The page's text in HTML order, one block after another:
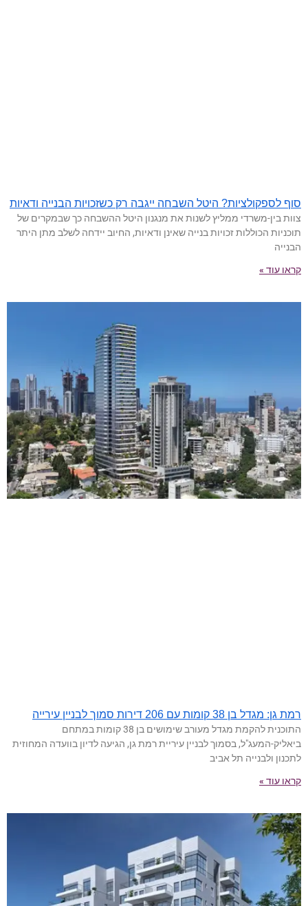
סוף לספקולציות? היטל השבחה ייגבה רק כשזכויות הבנייה ודאיות
צוות בין-משרדי ממליץ לשנות את מנגנון היטל ההשבחה כך שבמקרים של
תוכניות הכוללות זכויות בנייה שאינן ודאיות, החיוב יידחה לשלב מתן היתר
הבנייה
קראו עוד »
רמת גן: מגדל בן 38 קומות עם 206 דירות סמוך לבניין עירייה
התוכנית להקמת מגדל מעורב שימושים בן 38 קומות במתחם
ביאליק-המעג"ל, בסמוך לבניין עיריית רמת גן, הגיעה לדיון בוועדה המחוזית
לתכנון ולבנייה תל אביב
קראו עוד »